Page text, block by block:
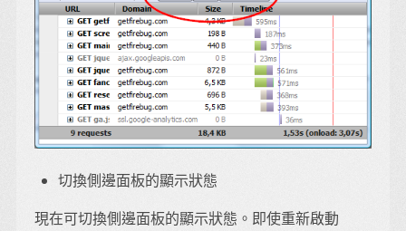
切換側邊面板的顯示狀態
現在可切換側邊面板的顯示狀態。即使重新啟動